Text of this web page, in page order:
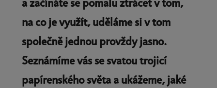
a začínáte se pomalu ztrácet v tom,
na co je využít, uděláme si v tom
společně jednou provždy jasno.
Seznámíme vás se svatou trojicí
papírenského světa a ukážeme, jaké